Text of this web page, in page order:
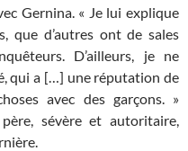
Gernina. « Je lui explique
que d’autres ont de sales
D’ailleurs, je ne
qui a […] une réputation de
avec des garçons. »
sévère et autoritaire,